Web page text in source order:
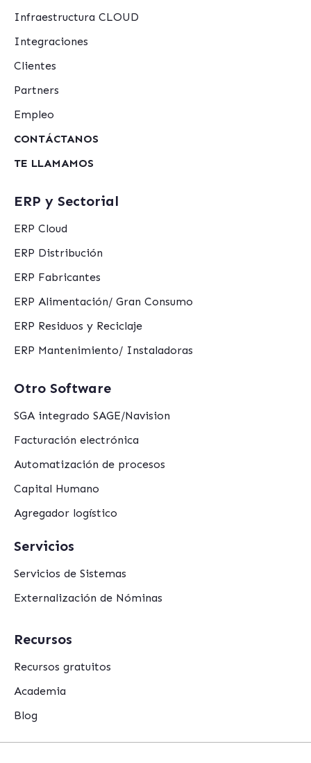
Infraestructura CLOUD
Integraciones
Clientes
Partners
Empleo
CONTÁCTANOS
TE LLAMAMOS
ERP y Sectorial
ERP Cloud
ERP Distribución
ERP Fabricantes
ERP Alimentación/ Gran Consumo
ERP Residuos y Reciclaje
ERP Mantenimiento/ Instaladoras
Otro Software
SGA integrado SAGE/Navision
Facturación electrónica
Automatización de procesos
Capital Humano
Agregador logístico
Servicios
Servicios de Sistemas
Externalización de Nóminas
Recursos
Recursos gratuitos
Academia
Blog